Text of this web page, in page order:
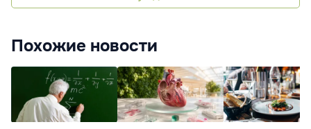
Похожие новости